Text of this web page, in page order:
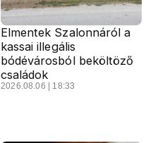
Elmentek Szalonnáról a
kassai illegális
bódévárosból beköltöző
családok
2026.08.06 | 18:33